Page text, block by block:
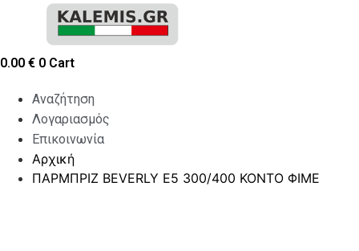
0.00 € 0 Cart
Αναζήτηση
Λογαριασμός
Επικοινωνία
Αρχική
ΠΑΡΜΠΡΙΖ BEVERLY E5 300/400 ΚΟΝΤΟ ΦΙΜΕ